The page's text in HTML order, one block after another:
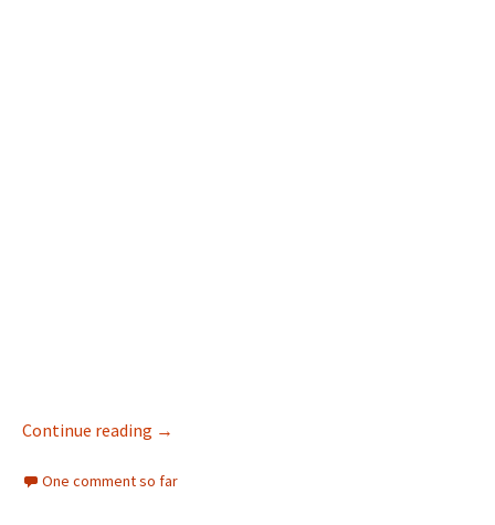
Continue reading Jūras velšu zupa
→
One comment so far